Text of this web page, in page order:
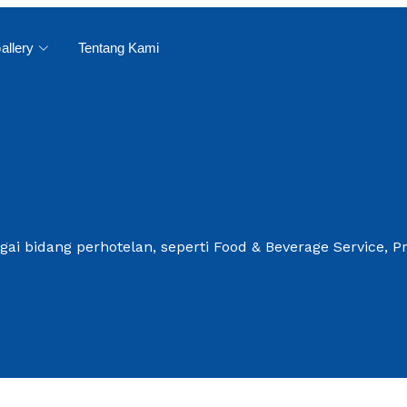
Tentang Kami
bidang perhotelan, seperti Food & Beverage Service,